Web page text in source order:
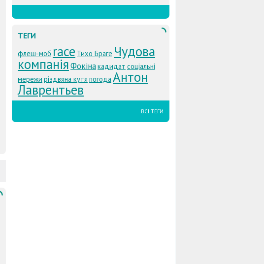
ТЕГИ
флеш-моб race Тихо Браге Чудова
компаніяФокінакадидат соціальні
мережи різдвяна кутя погодаАнтон
Лаврентьев
ВСІ ТЕГИ